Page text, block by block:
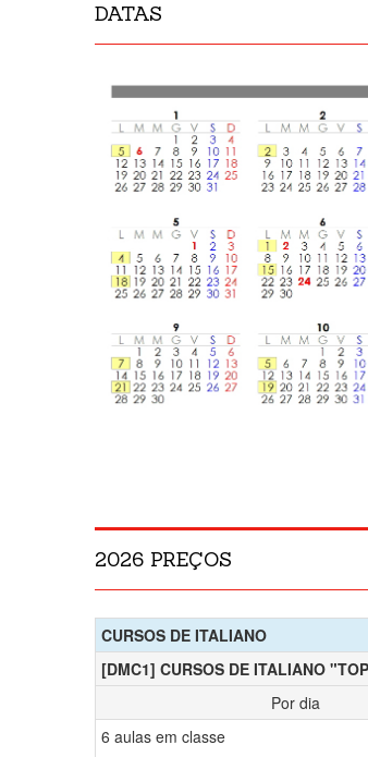
DATAS
2026 PREÇOS
CURSOS DE ITALIANO
[DMC1] CURSOS DE ITALIANO
Por dia
6 aulas em classe